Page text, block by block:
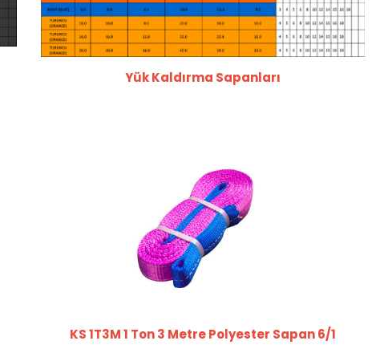
Yük Kaldırma Sapanları
KS 1T3M 1 Ton 3 Metre Polyester Sapan 6/1